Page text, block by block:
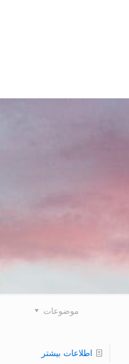
موضوعات
اطلاعات بیشتر